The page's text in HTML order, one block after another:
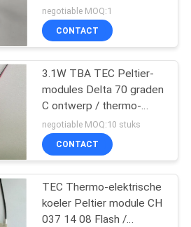
thermische cycler
negotiable MOQ:1
CONTACT
3.1W TBA TEC Peltier-
modules Delta 70 graden
C ontwerp / thermo-
elektrische vermogen
module
negotiable MOQ:10 stuks
CONTACT
TEC Thermo-elektrische
koeler Peltier module CH
037 14 08 Flash /